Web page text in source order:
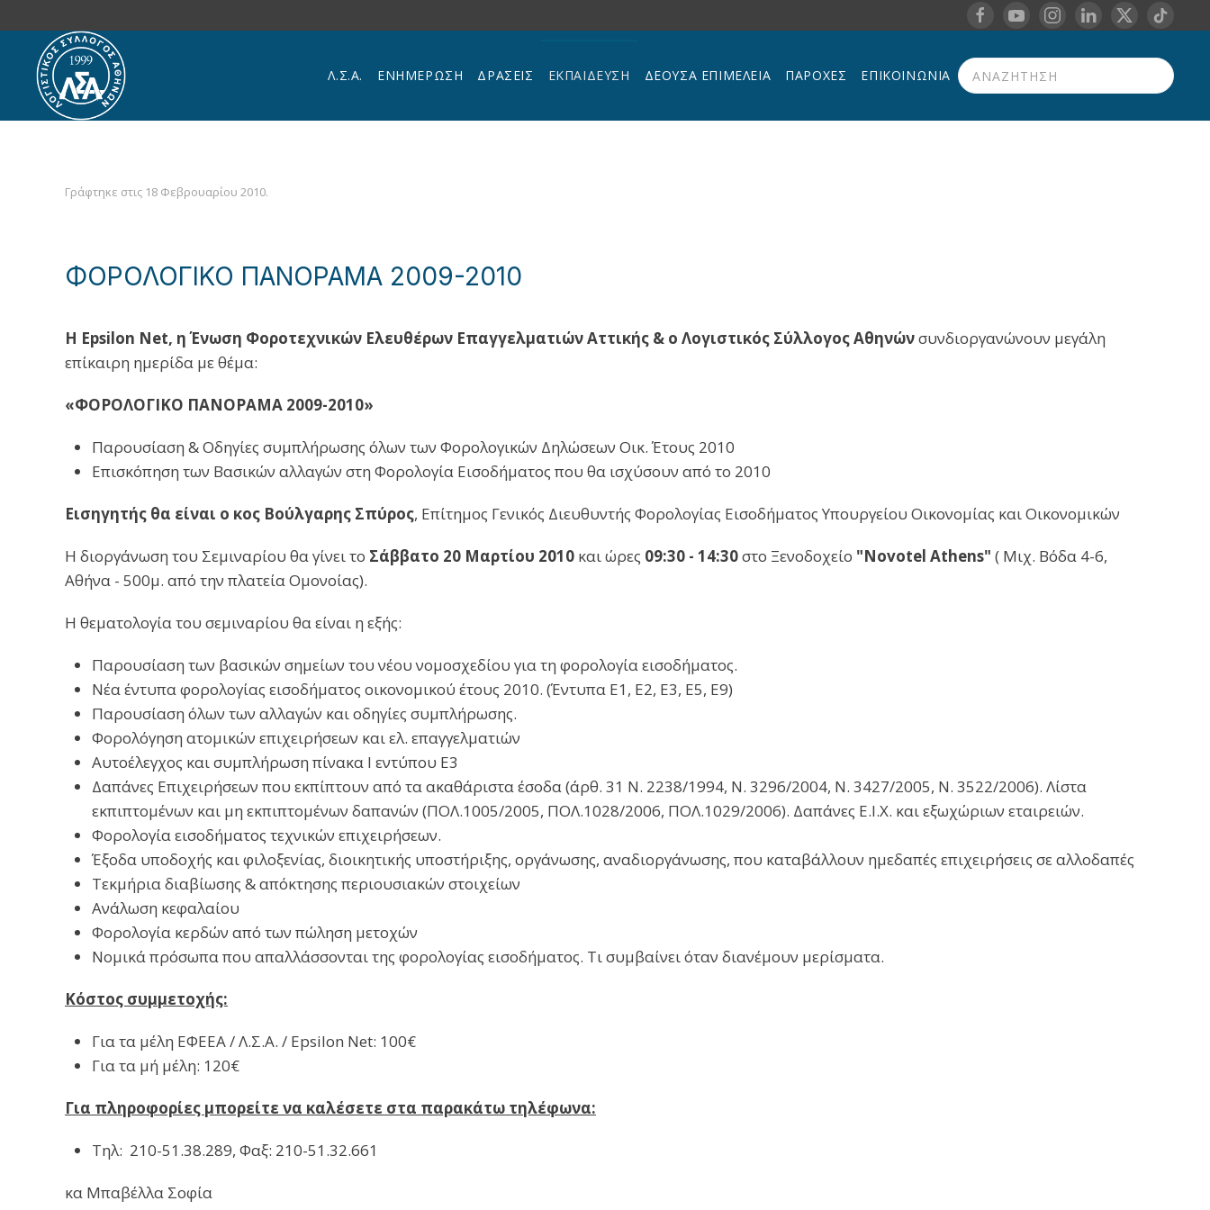
Skip to main content
Λ.Σ.Α. ΕΝΗΜΕΡΩΣΗ ΔΡΑΣΕΙΣ ΕΚΠΑΊΔΕΥΣΗ ΔΕΟΥΣΑ ΕΠΙΜΕΛΕΙΑ ΠΑΡΟΧΈΣ
ΕΠΙΚΟΙΝΩΝΊΑ
Γράφτηκε στις 18 Φεβρουαρίου 2010.
ΦΟΡΟΛΟΓΙΚΟ ΠΑΝΟΡΑΜΑ 2009-2010
Η Epsilon Νet, η Ένωση Φοροτεχνικών Ελευθέρων Επαγγελματιών Αττικής & ο Λογιστικός Σύλλογος Αθηνώνσυνδιοργανώνουν μεγάλη
επίκαιρη ημερίδα με θέμα:
«ΦΟΡΟΛΟΓΙΚΟ ΠΑΝΟΡΑΜΑ 2009-2010»
Παρουσίαση & Οδηγίες συμπλήρωσης όλων των Φορολογικών Δηλώσεων Οικ. Έτους 2010
Επισκόπηση των Βασικών αλλαγών στη Φορολογία Εισοδήματος που θα ισχύσουν από το 2010
Εισηγητής θα είναι ο κος Βούλγαρης Σπύρος, Επίτημος Γενικός Διευθυντής Φορολογίας Εισοδήματος Υπουργείου Οικονομίας και Οικονομικών
Η διοργάνωση του Σεμιναρίου θα γίνει τo Σάββατο 20 Μαρτίου 2010 και ώρες 09:30 - 14:30στο Ξενοδοχείο "Novotel Athens" ( Μιχ. Βόδα 4-6,
Αθήνα - 500μ. από την πλατεία Ομονοίας).
Η θεματολογία του σεμιναρίου θα είναι η εξής:
Παρουσίαση των βασικών σημείων του νέου νομοσχεδίου για τη φορολογία εισοδήματος.
Νέα έντυπα φορολογίας εισοδήματος οικονομικού έτους 2010. (Έντυπα Ε1, Ε2, Ε3, Ε5, Ε9)
Παρουσίαση όλων των αλλαγών και οδηγίες συμπλήρωσης.
Φορολόγηση ατομικών επιχειρήσεων και ελ. επαγγελματιών
Αυτοέλεγχος και συμπλήρωση πίνακα Ι εντύπου Ε3
Δαπάνες Επιχειρήσεων που εκπίπτουν από τα ακαθάριστα έσοδα (άρθ. 31 Ν. 2238/1994, Ν. 3296/2004, Ν. 3427/2005, Ν. 3522/2006). Λίστα
εκπιπτομένων και μη εκπιπτομένων δαπανών (ΠΟΛ.1005/2005, ΠΟΛ.1028/2006, ΠΟΛ.1029/2006). Δαπάνες Ε.Ι.Χ. και εξωχώριων εταιρειών.
Φορολογία εισοδήματος τεχνικών επιχειρήσεων.
Έξοδα υποδοχής και φιλοξενίας, διοικητικής υποστήριξης, οργάνωσης, αναδιοργάνωσης, που καταβάλλουν ημεδαπές επιχειρήσεις σε αλλοδαπές
Τεκμήρια διαβίωσης & απόκτησης περιουσιακών στοιχείων
Ανάλωση κεφαλαίου
Φορολογία κερδών από των πώληση μετοχών
Νομικά πρόσωπα που απαλλάσσονται της φορολογίας εισοδήματος. Τι συμβαίνει όταν διανέμουν μερίσματα.
Κόστος συμμετοχής:
Για τα μέλη ΕΦΕΕΑ / Λ.Σ.Α. / Epsilon Net: 100€
Για τα μή μέλη: 120€
Για πληροφορίες μπορείτε να καλέσετε στα παρακάτω τηλέφωνα:
Τηλ: 210-51.38.289, Φαξ: 210-51.32.661
κα Μπαβέλλα Σοφία